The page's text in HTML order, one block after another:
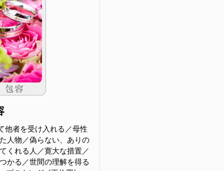
他者を受け入れる／母性
人物／偽らない、ありの
くれる人／寛大な措置／
かる／世間の理解を得る